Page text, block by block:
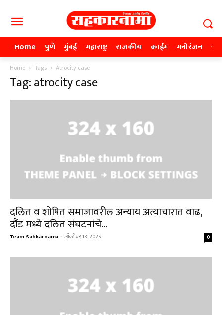
Home पुणे मुंबई महाराष्ट्र राजकीय क्राईम मनोरंजन
Home Tags Atrocity case
Tag: atrocity case
दलित व शोषित समाजावरील अन्याय अत्याचारात वाढ,
दौंड मध्ये दलित संघटनांचे...
Team Sahkarnama - ऑक्टोबर 13, 2025 0